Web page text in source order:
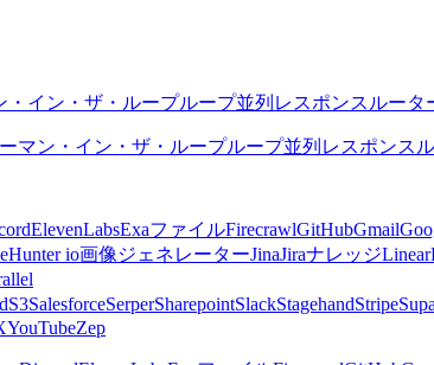
・イン・ザ・ループループ並列 レスポンス ルータ
マン・イン・ザ・ループループ並列 レスポンス
ElevenLabsExaファイルFirecrawlGitHubGmail
Hunter io画像ジェネレーターJinaJiraナレッジLinear
S3SalesforceSerperSharepointSlackStagehandStripe
YouTubeZep